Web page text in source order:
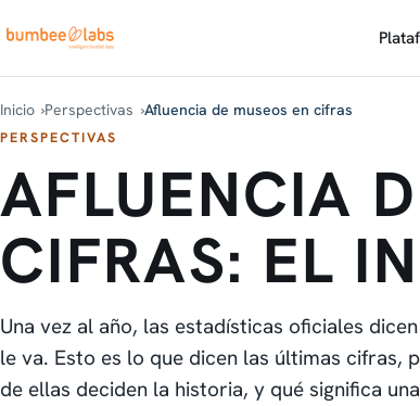
Inicio Perspectivas Afluencia de museos en cifras
PERSPECTIVAS
AFLUENCIA
CIFRAS: EL
Una vez al año, las estadísticas oficiales
le va. Esto es lo que dicen las últimas cifras,
de ellas deciden la historia, y qué significa